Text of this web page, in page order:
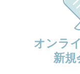
オンラ
新規